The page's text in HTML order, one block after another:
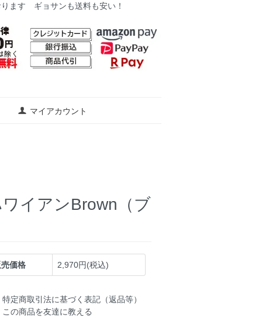
ます ギョサンも送料も安い！
マイアカウント
イアンBrown（ブ
価格 2,970円(税込)
特定商取引法に基づく表記（返品等）
この商品を友達に教える